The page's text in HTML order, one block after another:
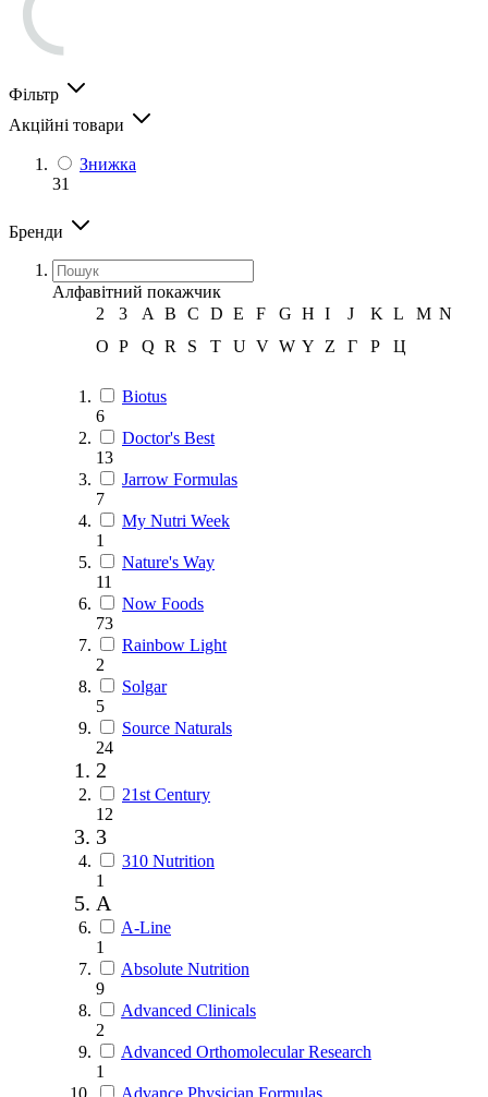
Фільтр
Акційні товари
Знижка
31
Бренди
Алфавітний покажчик
2
3 A B C D E F G H I J K L M N
O P Q R S T U V W Y Z Г Р Ц
Biotus
6
Doctor's Best
13
Jarrow Formulas
7
My Nutri Week
1
Nature's Way
11
Now Foods
73
Rainbow Light
2
Solgar
5
Source Naturals
24
2
21st Century
12
3
310 Nutrition
1
A
A-Line
1
Absolute Nutrition
9
Advanced Clinicals
2
Advanced Orthomolecular Research
1
Advance Physician Formulas